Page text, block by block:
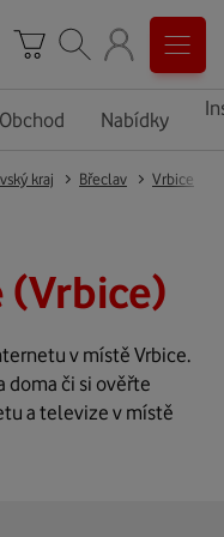
Obchod Nabídky
kraj Břeclav Vrbice
(Vrbice)
v místě Vrbice.
doma či si ověřte
a televize v místě